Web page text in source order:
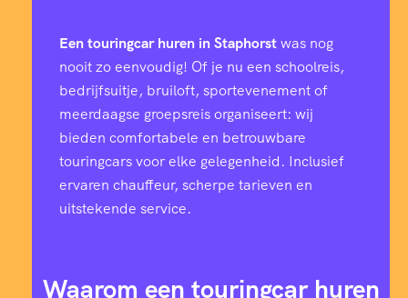
Een touringcar huren in Staphorstwas nog
nooit zo eenvoudig! Of je nu een schoolreis,
bedrijfsuitje, bruiloft, sportevenement of
meerdaagse groepsreis organiseert: wij
bieden comfortabele en betrouwbare
touringcars voor elke gelegenheid. Inclusief
ervaren chauffeur, scherpe tarieven en
uitstekende service.
Waarom een touringcar huren